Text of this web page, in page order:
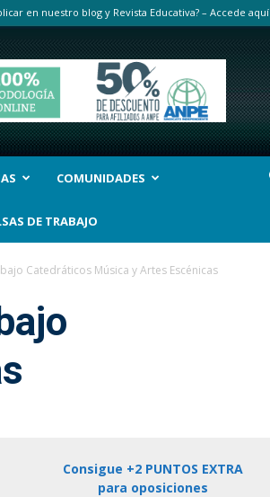
en nuestro blog y Revista Educativa? – Accede aquí
COMUNIDADES
DE TRABAJO
Catedráticos Música y Artes Escénicas
Consigue +2 PUNTOS EXTRA
para oposiciones